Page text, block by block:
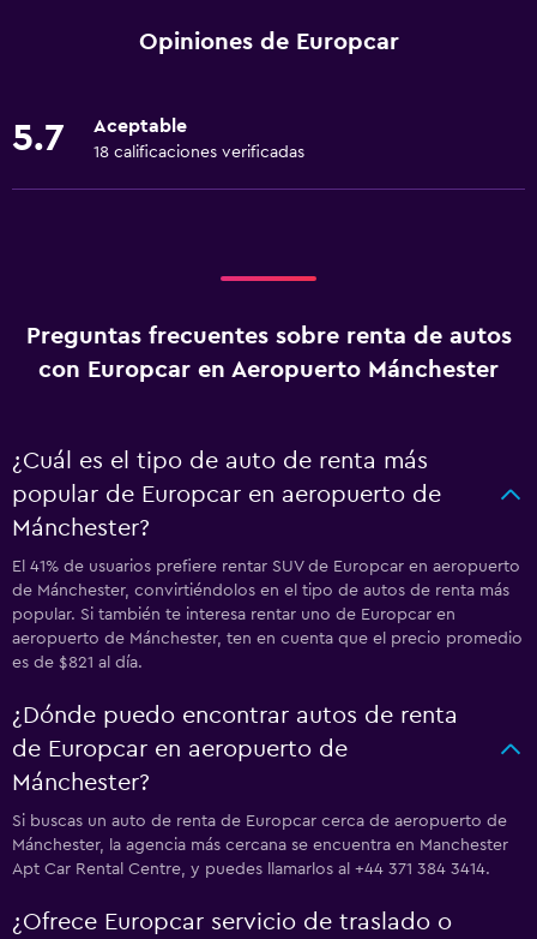
Opiniones de Europcar
5.7 Aceptable
18 calificaciones verificadas
Preguntas frecuentes sobre renta de autos
con Europcar en Aeropuerto Mánchester
¿Cuál es el tipo de auto de renta más
popular de Europcar en aeropuerto de
Mánchester?
El 41% de usuarios prefiere rentar SUV de Europcar en aeropuerto
de Mánchester, convirtiéndolos en el tipo de autos de renta más
popular. Si también te interesa rentar uno de Europcar en
aeropuerto de Mánchester, ten en cuenta que el precio promedio
es de $821 al día.
¿Dónde puedo encontrar autos de renta
de Europcar en aeropuerto de
Mánchester?
Si buscas un auto de renta de Europcar cerca de aeropuerto de
Mánchester, la agencia más cercana se encuentra en Manchester
Apt Car Rental Centre, y puedes llamarlos al +44 371 384 3414.
¿Ofrece Europcar servicio de traslado o